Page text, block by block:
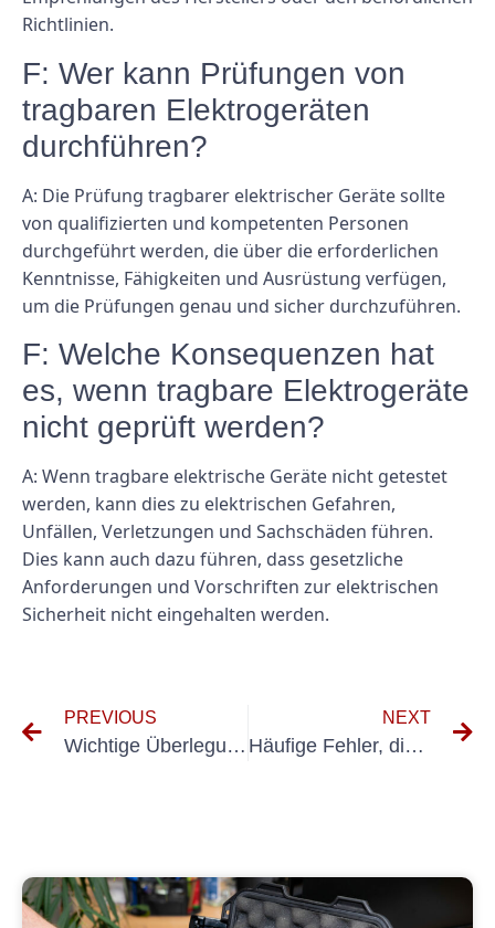
Richtlinien.
F: Wer kann Prüfungen von
tragbaren Elektrogeräten
durchführen?
A: Die Prüfung tragbarer elektrischer Geräte sollte
von qualifizierten und kompetenten Personen
durchgeführt werden, die über die erforderlichen
Kenntnisse, Fähigkeiten und Ausrüstung verfügen,
um die Prüfungen genau und sicher durchzuführen.
F: Welche Konsequenzen hat
es, wenn tragbare Elektrogeräte
nicht geprüft werden?
A: Wenn tragbare elektrische Geräte nicht getestet
werden, kann dies zu elektrischen Gefahren,
Unfällen, Verletzungen und Sachschäden führen.
Dies kann auch dazu führen, dass gesetzliche
Anforderungen und Vorschriften zur elektrischen
Sicherheit nicht eingehalten werden.
PREVIOUS
Wichtige Überlegungen zum Bestehen der VDE 100-600-Prüfung
NEXT
Häufige Fehler, die Sie während der VDE 105 100-Prüfung vermeiden sollten